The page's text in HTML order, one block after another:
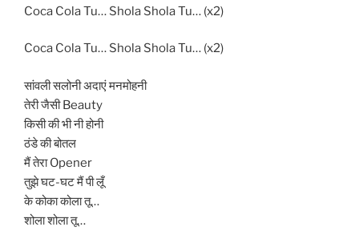
Coca Cola Tu… Shola Shola Tu… (x2)
Coca Cola Tu… Shola Shola Tu… (x2)
सांवली सलोनी अदाएं मनमोहनी
तेरी जैसी Beauty
किसी की भी नी होनी
ठंडे की बोतल
मैं तेरा Opener
तुझे घट-घट मैं पी लूँ
के कोका कोला तू…
शोला शोला तू…